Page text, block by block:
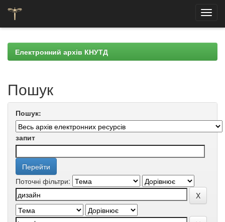
navigationЕлектронний архів КНУТД
Пошук
Пошук:
запит
Поточні фільтри: